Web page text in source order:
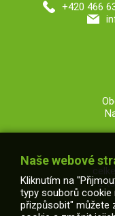
+420 466
z
Naše webové
Kliknutím na
typy souborů cookie
přizpůsobit" můžete